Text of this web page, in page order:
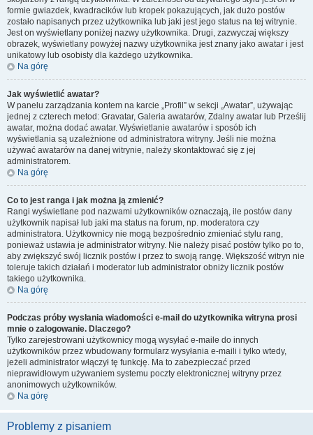
formie gwiazdek, kwadracików lub kropek pokazujących, jak dużo postów
zostało napisanych przez użytkownika lub jaki jest jego status na tej witrynie.
Jest on wyświetlany poniżej nazwy użytkownika. Drugi, zazwyczaj większy
obrazek, wyświetlany powyżej nazwy użytkownika jest znany jako awatar i jest
unikatowy lub osobisty dla każdego użytkownika.
Na górę
Jak wyświetlić awatar?
W panelu zarządzania kontem na karcie „Profil” w sekcji „Awatar”, używając
jednej z czterech metod: Gravatar, Galeria awatarów, Zdalny awatar lub Prześlij
awatar, można dodać awatar. Wyświetlanie awatarów i sposób ich
wyświetlania są uzależnione od administratora witryny. Jeśli nie można
używać awatarów na danej witrynie, należy skontaktować się z jej
administratorem.
Na górę
Co to jest ranga i jak można ją zmienić?
Rangi wyświetlane pod nazwami użytkowników oznaczają, ile postów dany
użytkownik napisał lub jaki ma status na forum, np. moderatora czy
administratora. Użytkownicy nie mogą bezpośrednio zmieniać stylu rang,
ponieważ ustawia je administrator witryny. Nie należy pisać postów tylko po to,
aby zwiększyć swój licznik postów i przez to swoją rangę. Większość witryn nie
toleruje takich działań i moderator lub administrator obniży licznik postów
takiego użytkownika.
Na górę
Podczas próby wysłania wiadomości e-mail do użytkownika witryna prosi
mnie o zalogowanie. Dlaczego?
Tylko zarejestrowani użytkownicy mogą wysyłać e-maile do innych
użytkowników przez wbudowany formularz wysyłania e-maili i tylko wtedy,
jeżeli administrator włączył tę funkcję. Ma to zabezpieczać przed
nieprawidłowym używaniem systemu poczty elektronicznej witryny przez
anonimowych użytkowników.
Na górę
Problemy z pisaniem